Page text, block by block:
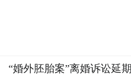
“婚外胚胎案”离婚诉讼延期